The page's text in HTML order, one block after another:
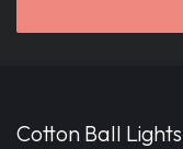
Cotton Ball Lights